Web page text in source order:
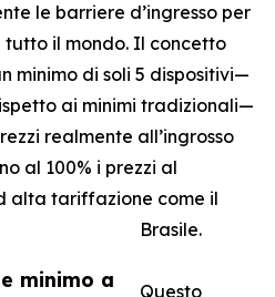
minimo a
le barriere d’ingresso per
il mondo. Il concetto
minimo di soli 5 dispositivi—
ai minimi tradizionali—
realmente all’ingrosso
al 100% i prezzi al
alta tariffazione come il
Brasile.
Questo